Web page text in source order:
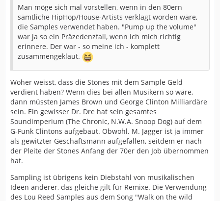
Man möge sich mal vorstellen, wenn in den 80ern
sämtliche HipHop/House-Artists verklagt worden wäre,
die Samples verwendet haben. "Pump up the volume"
war ja so ein Präzedenzfall, wenn ich mich richtig
erinnere. Der war - so meine ich - komplett
zusammengeklaut.
Woher weisst, dass die Stones mit dem Sample Geld
verdient haben? Wenn dies bei allen Musikern so wäre,
dann müssten James Brown und George Clinton Milliardäre
sein. Ein gewisser Dr. Dre hat sein gesamtes
Soundimperium (The Chronic, N.W.A. Snoop Dog) auf dem
G-Funk Clintons aufgebaut. Obwohl. M. Jagger ist ja immer
als gewitzter Geschäftsmann aufgefallen, seitdem er nach
der Pleite der Stones Anfang der 70er den Job übernommen
hat.
Sampling ist übrigens kein Diebstahl von musikalischen
Ideen anderer, das gleiche gilt für Remixe. Die Verwendung
des Lou Reed Samples aus dem Song "Walk on the wild